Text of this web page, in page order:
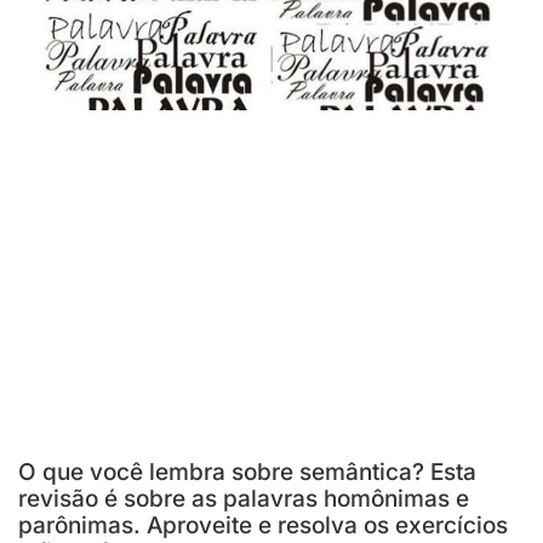
O que você lembra sobre semântica? Esta
revisão é sobre as palavras homônimas e
parônimas. Aproveite e resolva os exercícios